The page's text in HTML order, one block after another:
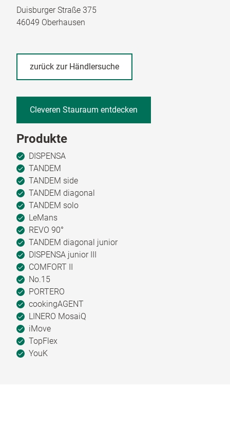
Duisburger Straße 375
46049 Oberhausen
zurück zur Händlersuche
Cleveren Stauraum entdecken
Produkte
DISPENSA
TANDEM
TANDEM side
TANDEM diagonal
TANDEM solo
LeMans
REVO 90°
TANDEM diagonal junior
DISPENSA junior III
COMFORT II
No.15
PORTERO
cookingAGENT
LINERO MosaiQ
iMove
TopFlex
YouK